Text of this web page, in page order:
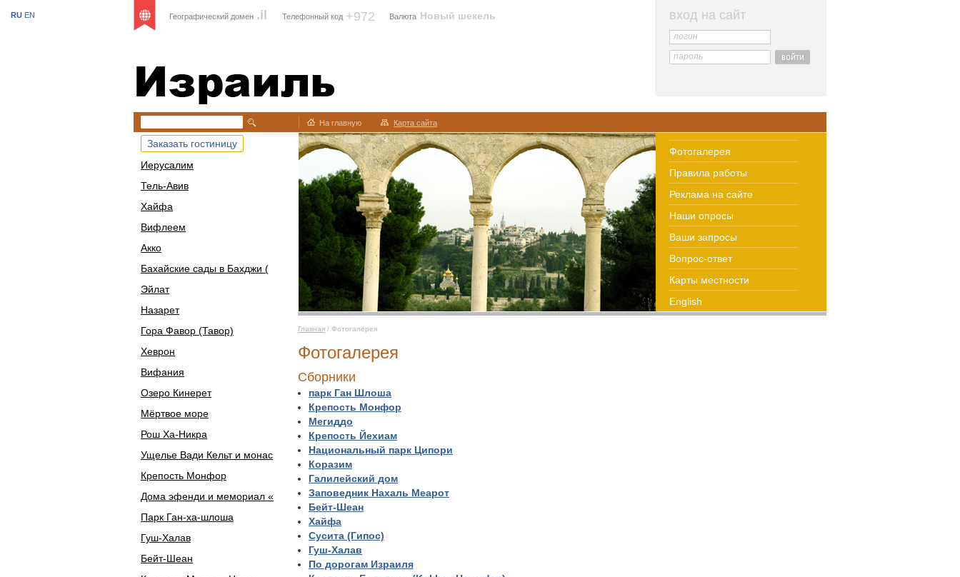
Израиль
Географический домен .il Телефонный код +972 Валюта Новый шекель
RU EN вход на сайт
логин
пароль
На главную Карта сайта
Заказать гостиницу
Иерусалим
Тель-Авив
Хайфа
Вифлеем
Акко
Бахайские сады в Бахджи (
Эйлат
Назарет
Гора Фавор (Тавор)
Хеврон
Вифания
Озеро Кинерет
Мёртвое море
Рош Ха-Никра
Ущелье Вади Кельт и монас
Крепость Монфор
Дома эфенди и мемориал «
Парк Ган-ха-шлоша
Гуш-Халав
Бейт-Шеан
Фотогалерея
Правила работы
Реклама на сайте
Наши опросы
Ваши запросы
Вопрос-ответ
Карты местности
English
Главная / Фотогалерея
Фотогалерея
Сборники
парк Ган Шлоша
Крепость Монфор
Мегиддо
Крепость Йехиам
Национальный парк Ципори
Коразим
Галилейский дом
Заповедник Нахаль Меарот
Бейт-Шеан
Хайфа
Сусита (Гипос)
Гуш-Халав
По дорогам Израиля